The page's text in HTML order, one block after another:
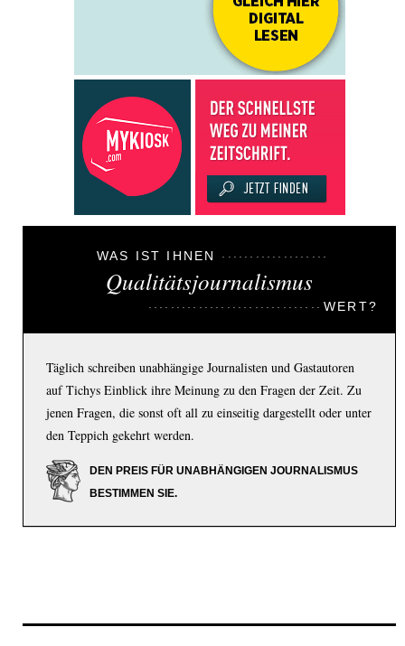
WAS IST IHNEN
Qualitätsjournalismus
WERT?
Täglich schreiben unabhängige Journalisten und Gastautoren
auf Tichys Einblick ihre Meinung zu den Fragen der Zeit. Zu
jenen Fragen, die sonst oft all zu einseitig dargestellt oder unter
den Teppich gekehrt werden.
DEN PREIS FÜR UNABHÄNGIGEN JOURNALISMUS
BESTIMMEN SIE.